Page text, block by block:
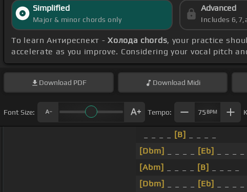
Simplified
Major & minor chords only
Advanced
Includes
To learn Антиреспект -Холода chords, your practice
accelerate as you improve. Considering your vocal pitch
Download PDF Download Midi
Font Size: Tempo: 75 BPM
[B]
[Dbm]
[Eb]
[Abm]
[B]
[Dbm]
[Eb]